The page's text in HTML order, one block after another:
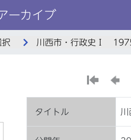
ーカイブ
択 川西市・行政史Ⅰ
タイトル